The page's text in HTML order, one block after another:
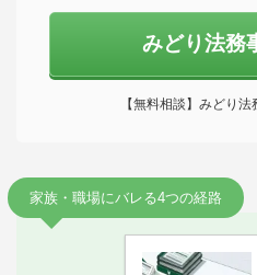
みどり法務
【無料相談】みどり
家族・職場にバレる4つの経路